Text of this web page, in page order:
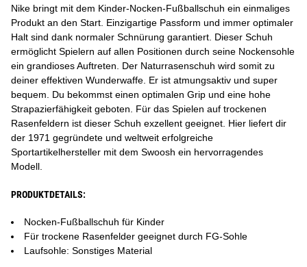
Nike bringt mit dem Kinder-Nocken-Fußballschuh ein einmaliges
Produkt an den Start. Einzigartige Passform und immer optimaler
Halt sind dank normaler Schnürung garantiert. Dieser Schuh
ermöglicht Spielern auf allen Positionen durch seine Nockensohle
ein grandioses Auftreten. Der Naturrasenschuh wird somit zu
deiner effektiven Wunderwaffe. Er ist atmungsaktiv und super
bequem. Du bekommst einen optimalen Grip und eine hohe
Strapazierfähigkeit geboten. Für das Spielen auf trockenen
Rasenfeldern ist dieser Schuh exzellent geeignet. Hier liefert dir
der 1971 gegründete und weltweit erfolgreiche
Sportartikelhersteller mit dem Swoosh ein hervorragendes
Modell.
PRODUKTDETAILS:
Nocken-Fußballschuh für Kinder
Für trockene Rasenfelder geeignet durch FG-Sohle
Laufsohle: Sonstiges Material